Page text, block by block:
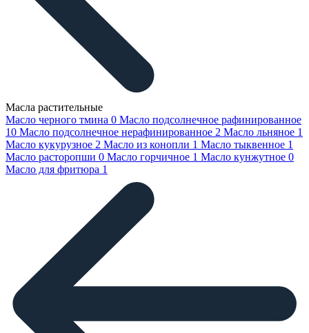
Масла растительные
Масло черного тмина 0 Масло подсолнечное рафинированное
10 Масло подсолнечное нерафинированное 2 Масло льняное 1
Масло кукурузное 2 Масло из конопли 1 Масло тыквенное 1
Масло расторопши 0 Масло горчичное 1 Масло кунжутное 0
Масло для фритюра 1